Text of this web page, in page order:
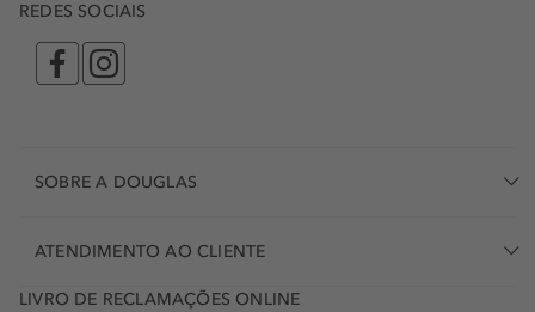
REDES SOCIAIS
SOBRE A DOUGLAS
ATENDIMENTO AO CLIENTE
LIVRO DE RECLAMAÇÕES ONLINE